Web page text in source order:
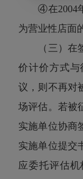
④在2004年
为营业性店面
（三）在签
价计价方式
议，则不再对
场评估。若被
实施单位协商
实施单位提交
应委托评估